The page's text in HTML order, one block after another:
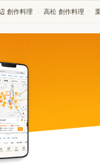
創作料理 高松 創作料理